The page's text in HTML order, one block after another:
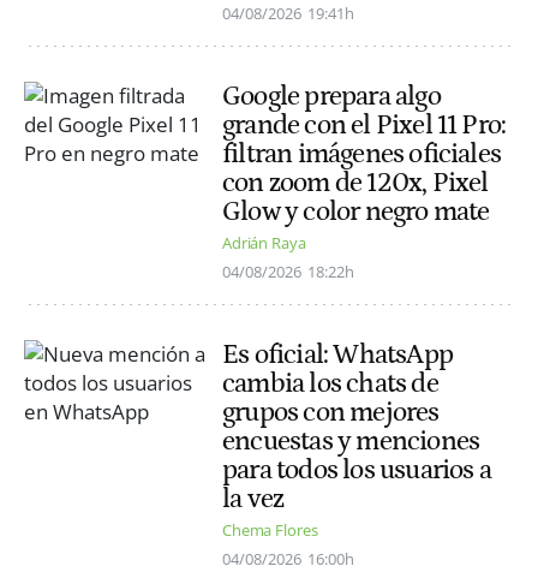
04/08/2026 19:41h
Google prepara algo
grande con el Pixel 11 Pro:
filtran imágenes oficiales
con zoom de 120x, Pixel
Glow y color negro mate
Adrián Raya
04/08/2026 18:22h
Es oficial: WhatsApp
cambia los chats de
grupos con mejores
encuestas y menciones
para todos los usuarios a
la vez
Chema Flores
04/08/2026 16:00h